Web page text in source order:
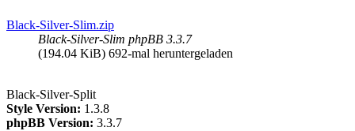
Black-Silver-Slim.zip
Black-Silver-Slim phpBB 3.3.7
(194.04 KiB) 692-mal heruntergeladen
Black-Silver-Split
Style Version: 1.3.8
phpBB Version: 3.3.7